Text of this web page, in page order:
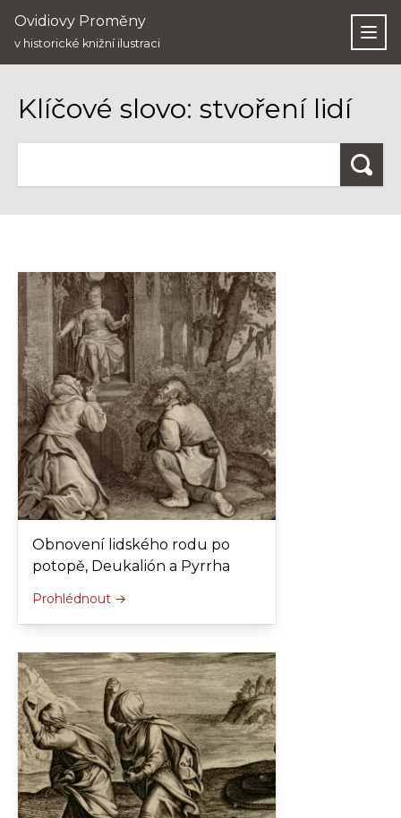
Ovidiovy Proměny
v historické knižní ilustraci
Klíčové slovo: stvoření lidí
Obnovení lidského rodu po
potopě, Deukalión a Pyrrha
Prohlédnout →